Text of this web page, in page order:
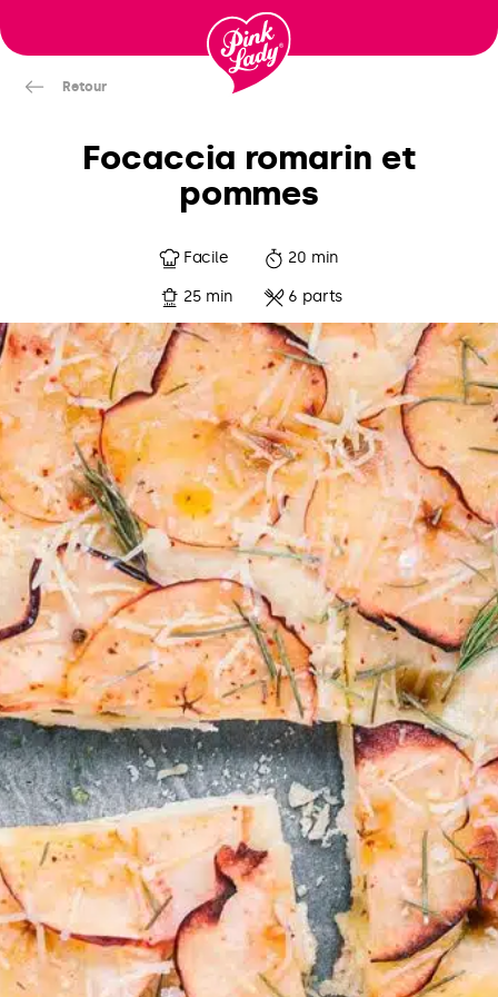
au
contenuRetour
Focaccia romarin et
pommes
Facile 20 min
25 min 6 parts